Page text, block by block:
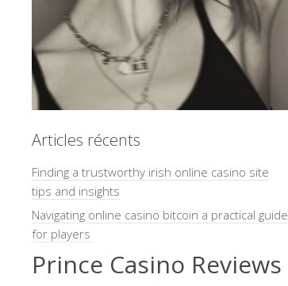
Articles récents
Finding a trustworthy irish online casino site
tips and insights
Navigating online casino bitcoin a practical guide
for players
Prince Casino Reviews